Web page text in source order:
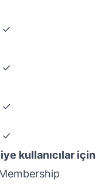
✓
✓
✓
✓
kullanıcılar için